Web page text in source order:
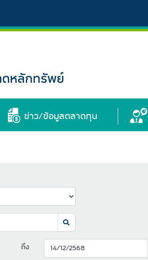
หลักทรัพย์
ข่าว/ข้อมูลตลาดทุน
ถึง